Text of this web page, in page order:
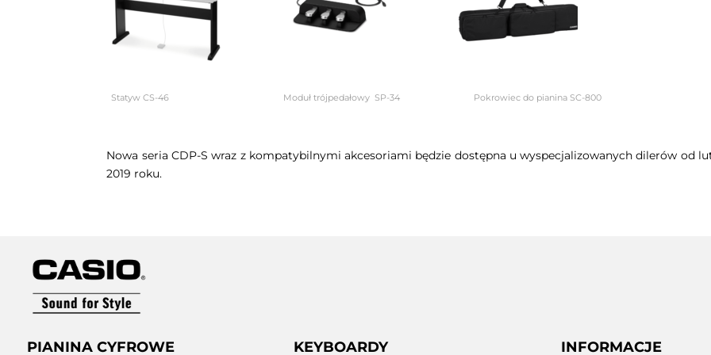
Statyw CS-46 Moduł trójpedałowy SP-34 Pokrowiec do pianina SC-800
Nowa seria CDP-S wraz z kompatybilnymi akcesoriami będzie dostępna u wyspecjalizowanych dilerów od
2019 roku.
PIANINA CYFROWE KEYBOARDY INFORMACJE